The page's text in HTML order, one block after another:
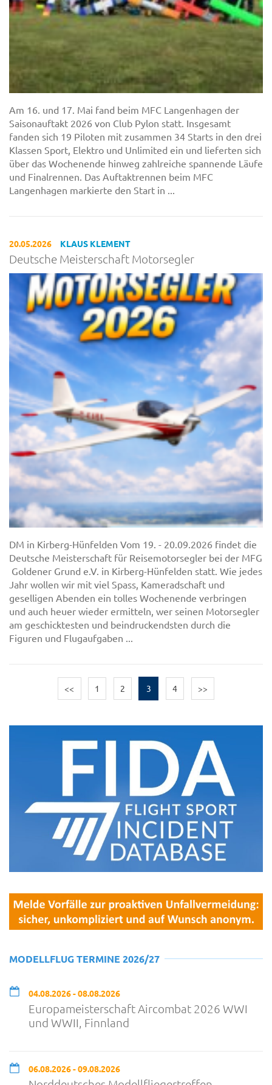
Am 16. und 17. Mai fand beim MFC Langenhagen der
Saisonauftakt 2026 von Club Pylon statt. Insgesamt
fanden sich 19 Piloten mit zusammen 34 Starts in den drei
Klassen Sport, Elektro und Unlimited ein und lieferten sich
über das Wochenende hinweg zahlreiche spannende Läufe
und Finalrennen. Das Auftaktrennen beim MFC
Langenhagen markierte den Start in ...
20.05.2026 KLAUS KLEMENT
Deutsche Meisterschaft Motorsegler
DM in Kirberg-Hünfelden Vom 19. - 20.09.2026 findet die
Deutsche Meisterschaft für Reisemotorsegler bei der MFG
Goldener Grund e.V. in Kirberg-Hünfelden statt. Wie jedes
Jahr wollen wir mit viel Spass, Kameradschaft und
geselligen Abenden ein tolles Wochenende verbringen
und auch heuer wieder ermitteln, wer seinen Motorsegler
am geschicktesten und beindruckendsten durch die
Figuren und Flugaufgaben ...
<< 1 2 3 4 >>
MODELLFLUG TERMINE 2026/27
04.08.2026 - 08.08.2026
Europameisterschaft Aircombat 2026 WWI
und WWII, Finnland
06.08.2026 - 09.08.2026